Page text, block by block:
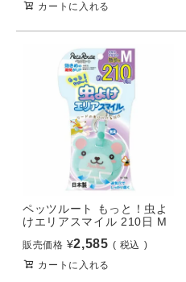
カートに入れる
ペッツルート もっと！虫よ
けエリアスマイル 210日 M
販売価格 ¥2,585
税込
カートに入れる